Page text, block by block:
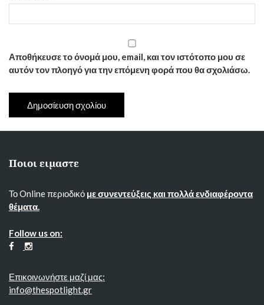
Αποθήκευσε το όνομά μου, email, και τον ιστότοπο μου σε
αυτόν τον πλοηγό για την επόμενη φορά που θα σχολιάσω.
Ποιοι ειμαστε
Το Online περιοδικό με συνεντεύξεις και πολλά ενδιαφέροντα
θέματα.
Follow us on:
Επικοινωνήστε μαζί μας:
info@thespotlight.gr